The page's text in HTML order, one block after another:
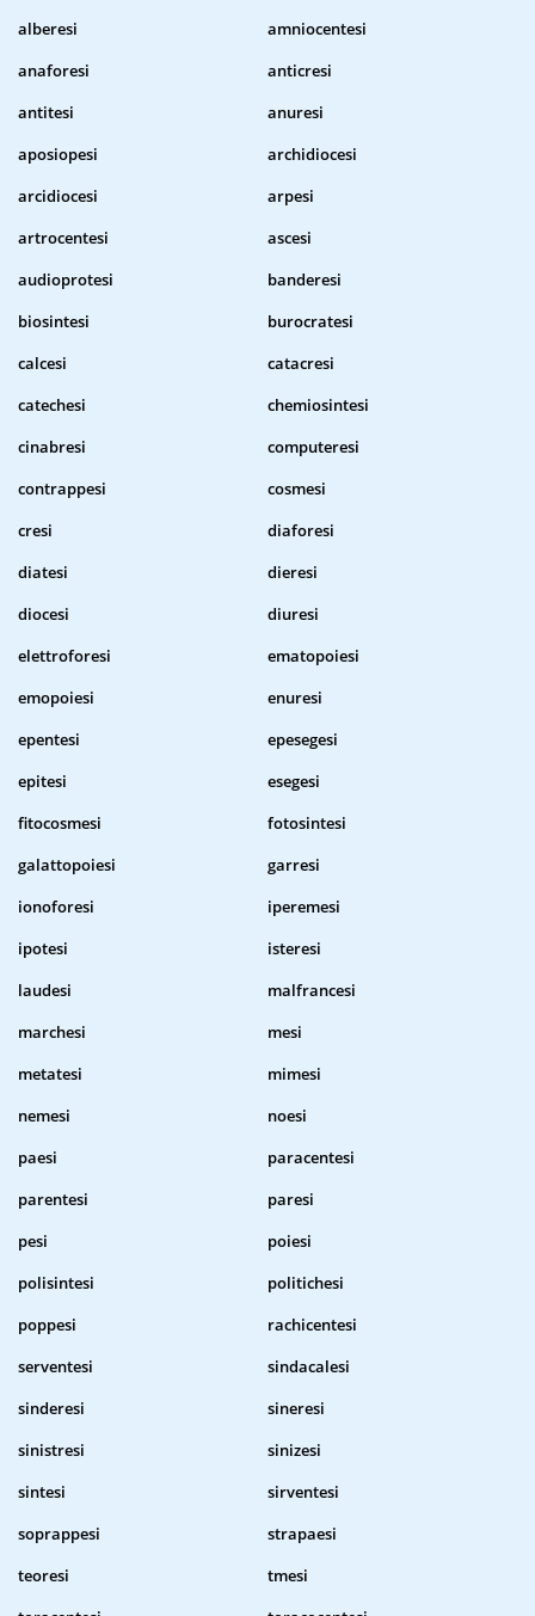
alberesi
amniocentesi
anaforesi
anticresi
antitesi
anuresi
aposiopesi
archidiocesi
arcidiocesi
arpesi
artrocentesi
ascesi
audioprotesi
banderesi
biosintesi
burocratesi
calcesi
catacresi
catechesi
chemiosintesi
cinabresi
computeresi
contrappesi
cosmesi
cresi
diaforesi
diatesi
dieresi
diocesi
diuresi
elettroforesi
ematopoiesi
emopoiesi
enuresi
epentesi
epesegesi
epitesi
esegesi
fitocosmesi
fotosintesi
galattopoiesi
garresi
ionoforesi
iperemesi
ipotesi
isteresi
laudesi
malfrancesi
marchesi
mesi
metatesi
mimesi
nemesi
noesi
paesi
paracentesi
parentesi
paresi
pesi
poiesi
polisintesi
politichesi
poppesi
rachicentesi
serventesi
sindacalesi
sinderesi
sineresi
sinistresi
sinizesi
sintesi
sirventesi
soprappesi
strapaesi
teoresi
tmesi